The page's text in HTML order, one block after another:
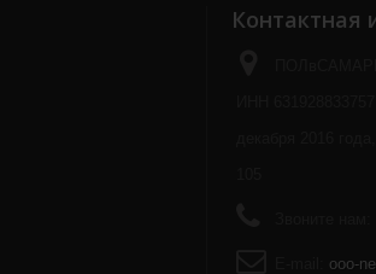
Контактная
ooo-